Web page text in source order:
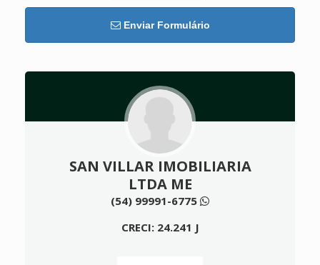
Enviar Formulário
SAN VILLAR IMOBILIARIA
LTDA ME
(54) 99991-6775
CRECI: 24.241 J